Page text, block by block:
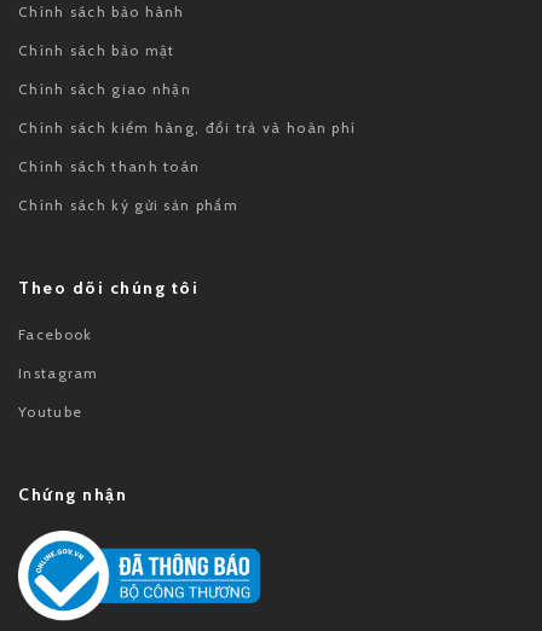
Chính sách bảo hành
Chính sách bảo mật
Chính sách giao nhận
Chính sách kiểm hàng, đổi trả và hoàn phí
Chính sách thanh toán
Chính sách ký gửi sản phẩm
Theo dõi chúng tôi
Facebook
Instagram
Youtube
Chứng nhận